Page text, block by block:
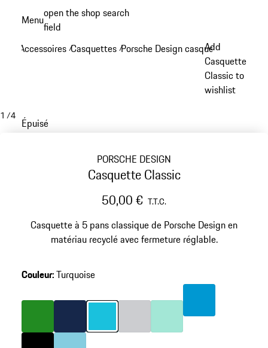
principal
Menuopen the shop search
field
Accessoires /Casquettes /Porsche Design casquettes
Add
Casquette
Classic to
wishlist
1 /4
Épuisé
PORSCHE DESIGN
Casquette Classic
50,00 € T.T.C.
Casquette à 5 pans classique de Porsche Design en
matériau recyclé avec fermeture réglable.
Couleur:Turquoisesauter
variantes
Couleur
Vert
Couleur
Couleur Bleu Miami